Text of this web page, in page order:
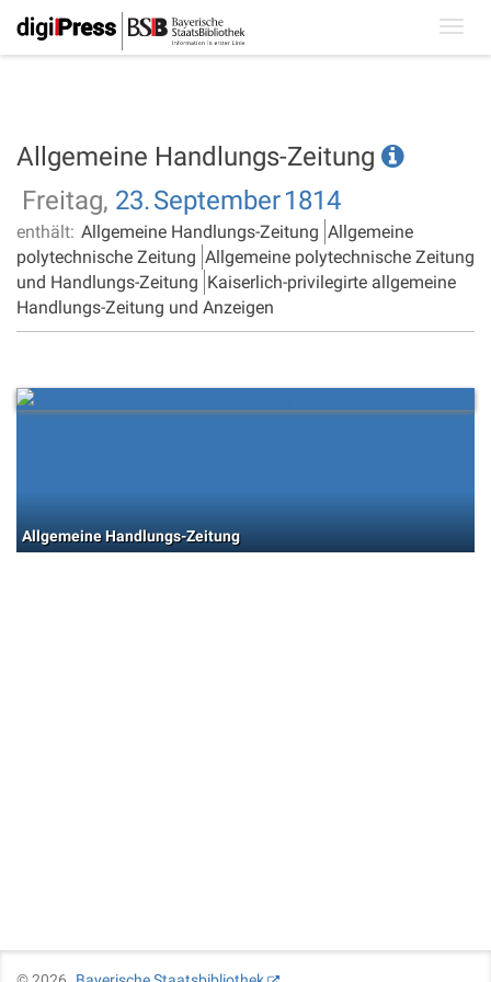
Allgemeine Handlungs-Zeitung
Freitag, 23.September1814
enthält: Allgemeine Handlungs-Zeitung Allgemeine
polytechnische Zeitung Allgemeine polytechnische Zeitung
und Handlungs-Zeitung Kaiserlich-privilegirte allgemeine
Handlungs-Zeitung und Anzeigen
Allgemeine Handlungs-Zeitung